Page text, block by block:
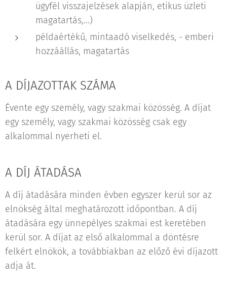
ügyfél visszajelzések alapján, etikus üzleti
magatartás,...)
példaértékű, mintaadó viselkedés, - emberi
hozzáállás, magatartás
A DÍJAZOTTAK SZÁMA
Évente egy személy, vagy szakmai közösség. A díjat
egy személy, vagy szakmai közösség csak egy
alkalommal nyerheti el.
A DÍJ ÁTADÁSA
A díj átadására minden évben egyszer kerül sor az
elnökség által meghatározott időpontban. A díj
átadására egy ünnepélyes szakmai est keretében
kerül sor. A díjat az első alkalommal a döntésre
felkért elnökök, a továbbiakban az előző évi díjazott
adja át.